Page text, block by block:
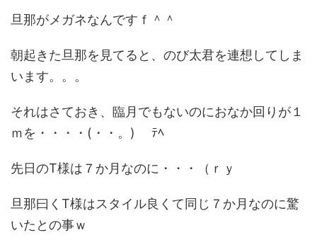
旦那がメガネなんですｆ＾＾
朝起きた旦那を見てると、のび太君を連想してしま
います。。。
それはさておき、臨月でもないのにおなか回りが１
ｍを・・・・(・・。)ゞ ﾃﾍ
先日のT様は７か月なのに・・・（ｒｙ
旦那曰くT様はスタイル良くて同じ７か月なのに驚
いたとの事ｗ